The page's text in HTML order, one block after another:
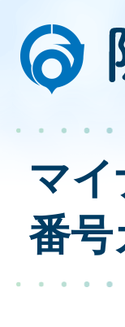
マ
番号